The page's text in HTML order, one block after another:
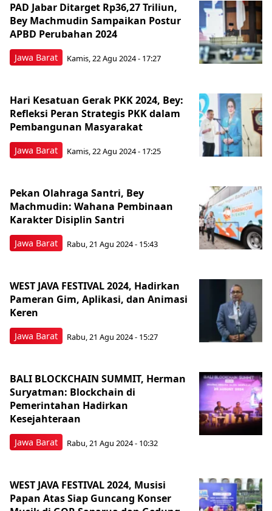
Jawa Barat
PAD Jabar Ditarget Rp36,27 Triliun,
Bey Machmudin Sampaikan Postur
APBD Perubahan 2024
Kamis, 22 Agu 2024 - 17:27
Jawa Barat
Hari Kesatuan Gerak PKK 2024, Bey:
Refleksi Peran Strategis PKK dalam
Pembangunan Masyarakat
Kamis, 22 Agu 2024 - 17:25
Jawa Barat
Pekan Olahraga Santri, Bey
Machmudin: Wahana Pembinaan
Karakter Disiplin Santri
Rabu, 21 Agu 2024 - 15:43
Jawa Barat
WEST JAVA FESTIVAL 2024, Hadirkan
Pameran Gim, Aplikasi, dan Animasi
Keren
Rabu, 21 Agu 2024 - 15:27
Jawa Barat
BALI BLOCKCHAIN SUMMIT, Herman
Suryatman: Blockchain di
Pemerintahan Hadirkan
Kesejahteraan
Rabu, 21 Agu 2024 - 10:32
WEST JAVA FESTIVAL 2024, Musisi
Papan Atas Siap Guncang Konser